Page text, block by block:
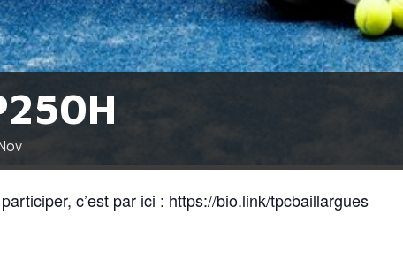
c’est par ici : https://bio.link/tpcbaillargues